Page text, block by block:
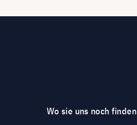
Wo sie uns noch finden